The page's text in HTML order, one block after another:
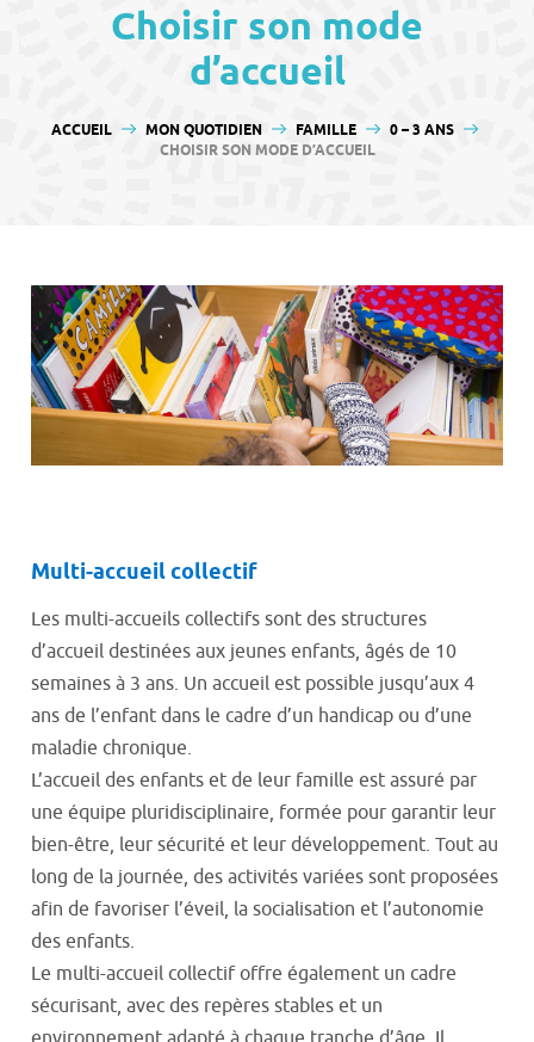
Choisir son mode
d’accueil
VOUS ÊTES ICI :
ACCUEIL MON QUOTIDIEN FAMILLE
0 – 3 ANS
CHOISIR SON MODE D’ACCUEIL
Multi-accueil collectif
Les multi-accueils collectifs sont des structures
d’accueil destinées aux jeunes enfants, âgés de 10
semaines à 3 ans. Un accueil est possible jusqu’aux 4
ans de l’enfant dans le cadre d’un handicap ou d’une
maladie chronique.
L’accueil des enfants et de leur famille est assuré par
une équipe pluridisciplinaire, formée pour garantir leur
bien-être, leur sécurité et leur développement. Tout au
long de la journée, des activités variées sont proposées
afin de favoriser l’éveil, la socialisation et l’autonomie
des enfants.
Le multi-accueil collectif offre également un cadre
sécurisant, avec des repères stables et un